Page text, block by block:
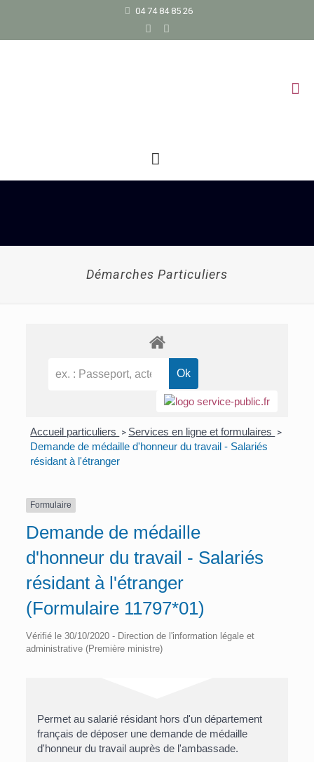
04 74 84 85 26
Démarches Particuliers
Accueil particuliers > Services en ligne et formulaires >
Demande de médaille d'honneur du travail - Salariés
résidant à l'étranger
Formulaire
Demande de médaille
d'honneur du travail - Salariés
résidant à l'étranger
(Formulaire 11797*01)
Vérifié le 30/10/2020 - Direction de l'information légale et
administrative (Première ministre)
Permet au salarié résidant hors d'un département
français de déposer une demande de médaille
d'honneur du travail auprès de l'ambassade.